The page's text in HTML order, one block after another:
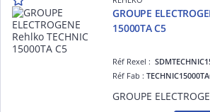
GROUPE
15000TA C5
Réf Rexel :
Réf Fab :